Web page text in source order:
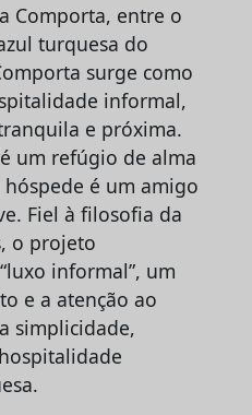
Comporta, entre o
turquesa do
surge como
informal,
e próxima.
um refúgio de alma
é um amigo
Fiel à filosofia da
o projeto
informal”, um
e a atenção ao
simplicidade,